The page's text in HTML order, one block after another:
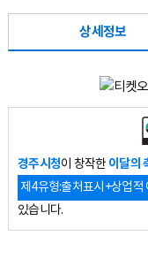
상세정보
경주시청이 창작한 이달의
제4유형:출처표시+상업적
있습니다.